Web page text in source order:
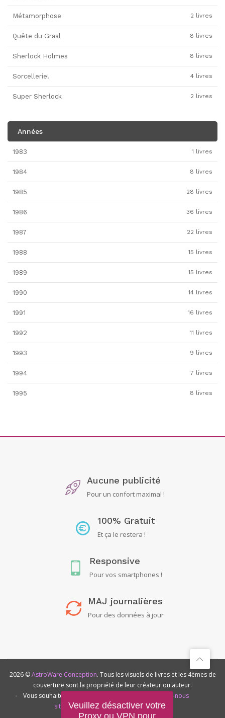
Métamorphose 2 livres
Quête du Graal 8 livres
Sherlock Holmes 8 livres
Sorcellerie! 4 livres
Super Sherlock 2 livres
Années
1983 1 livres
1984 8 livres
1985 28 livres
1986 36 livres
1987 22 livres
1988 15 livres
1989 15 livres
1990 14 livres
1991 16 livres
1992 11 livres
1993 9 livres
1994 7 livres
1995 8 livres
Veuillez désactiver votre
Proxy ou VPN pour
Aucune publicité
Pour un confort maximal !
100% Gratuit
Et ça le restera !
Responsive
Pour vos smartphones !
MAJ journalières
Pour des données à jour
2026 ©AstroWare Conception. Tous les visuels de livres et les 4èmes de
couverture sont la propriété de leur créateur ou auteur.
• Vous souhaitez
site ?
Contactez-nous